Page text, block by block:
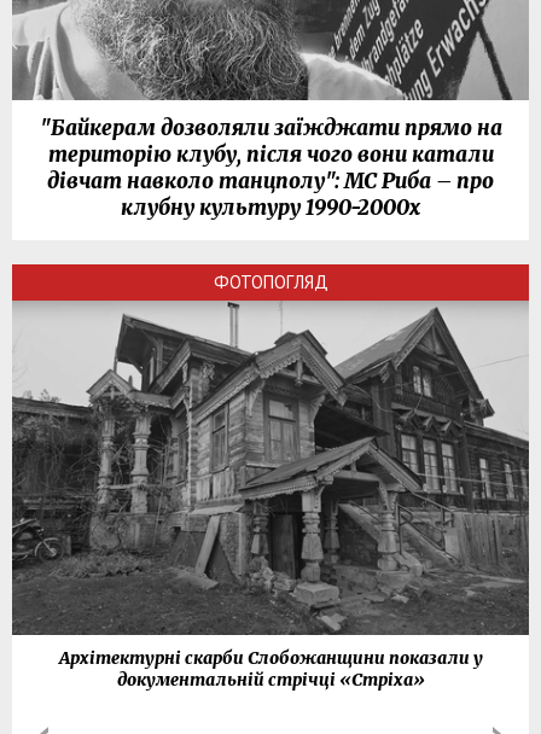
"Байкерам дозволяли заїжджати прямо на
територію клубу, після чого вони катали
дівчат навколо танцполу": МС Риба – про
клубну культуру 1990-2000х
ФОТОПОГЛЯД
Архітектурні скарби Слобожанщини показали у
документальній стрічці «Стріха»